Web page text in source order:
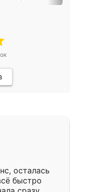
осталась
быстро